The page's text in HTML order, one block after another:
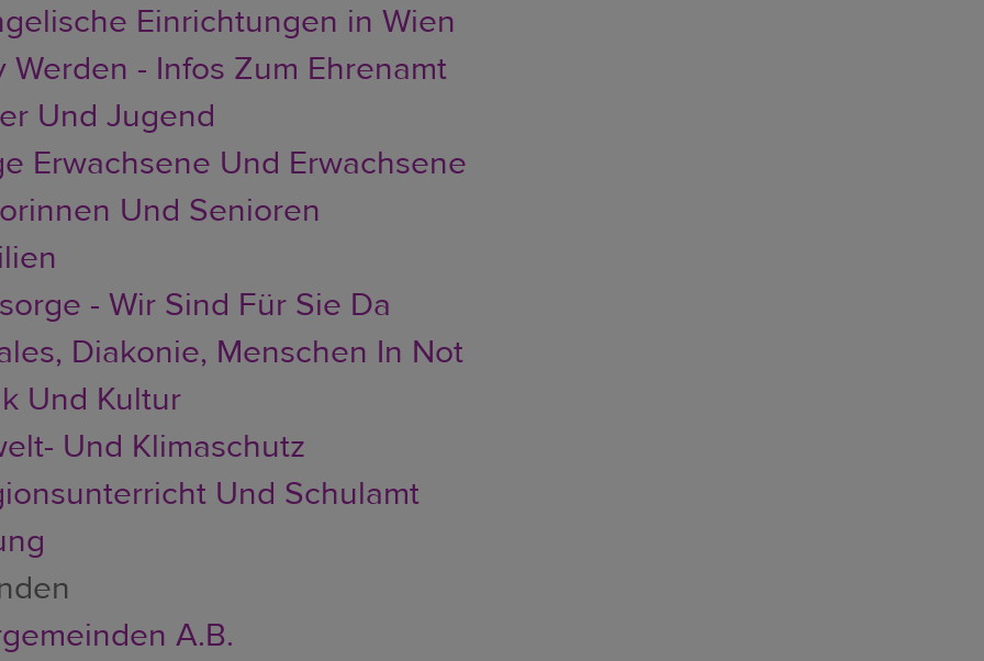
Einrichtungen in Wien
Werden - Infos Zum Ehrenamt
Und Jugend
Erwachsene Und Erwachsene
Und Senioren
- Wir Sind Für Sie Da
Diakonie, Menschen In Not
Und Kultur
Und Klimaschutz
Und Schulamt
A.B.